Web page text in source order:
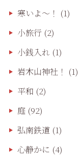
寒いよ～！ (1)
小旅行 (2)
小銭入れ (1)
岩木山神社！ (1)
平和 (2)
庭(92)
弘南鉄道 (1)
心静かに (4)